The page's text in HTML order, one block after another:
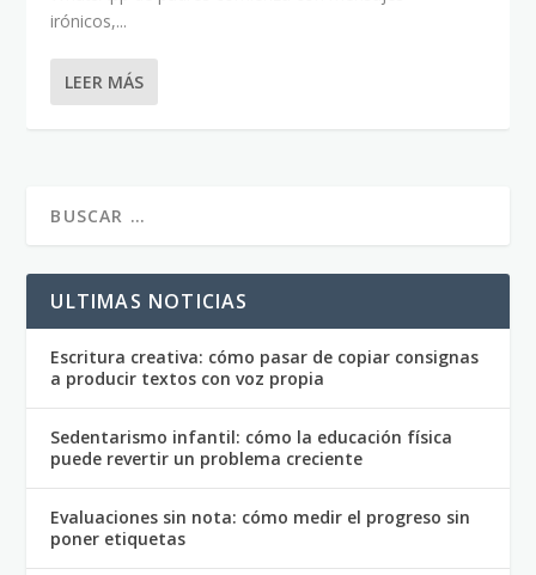
irónicos,...
LEER MÁS
ULTIMAS NOTICIAS
Escritura creativa: cómo pasar de copiar consignas
a producir textos con voz propia
Sedentarismo infantil: cómo la educación física
puede revertir un problema creciente
Evaluaciones sin nota: cómo medir el progreso sin
poner etiquetas